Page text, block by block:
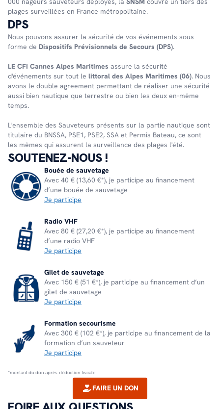
000 nageurs sauveteurs déployés, la SNSM couvre un tiers des
plages surveillées en France métropolitaine.
DPS
Nous pouvons assurer la sécurité de vos événements sous
forme de Dispositifs Prévisionnels de Secours (DPS).
LE CFI Cannes Alpes Maritimes assure la sécurité
d'événements sur tout le littoral des Alpes Maritimes (06). Nous
avons le double agreement permettant de réaliser une sécurité
aussi bien nautique que terrestre ou bien les deux en-même
temps.
L'ensemble des Sauveteurs présents sur la partie nautique sont
titulaire du BNSSA, PSE1, PSE2, SSA et Permis Bateau, ce sont
les mêmes qui assurent la surveillance des plages l'été.
SOUTENEZ-NOUS !
Bouée de sauvetage
Avec 40 € (13,60 €*), je participe au financement
d’une bouée de sauvetage
Je participe
Radio VHF
Avec 80 € (27,20 €*), je participe au financement
d’une radio VHF
Je participe
Gilet de sauvetage
Avec 150 € (51 €*), je participe au financement d’un
gilet de sauvetage
Je participe
Formation secourisme
Avec 300 € (102 €*), je participe au financement de la
formation d’un sauveteur
Je participe
*montant du don après déduction fiscale
FAIRE UN DON